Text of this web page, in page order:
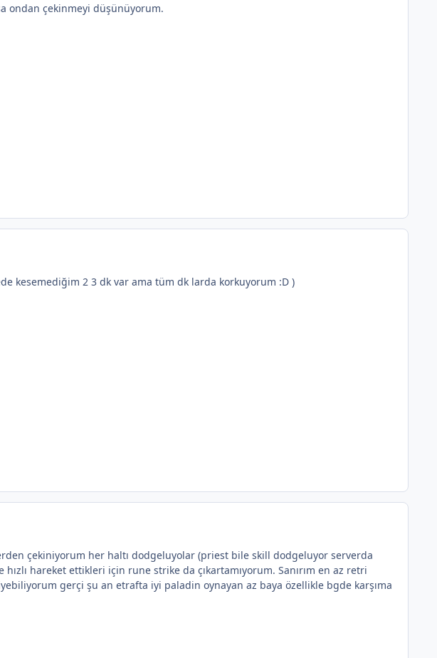
ondan çekinmeyi düşünüyorum.
kesemediğim 2 3 dk var ama tüm dk larda korkuyorum :D )
çekiniyorum her haltı dodgeluyolar (priest bile skill dodgeluyor serverda
hareket ettikleri için rune strike da çıkartamıyorum. Sanırım en az retri
gerçi şu an etrafta iyi paladin oynayan az baya özellikle bgde karşıma